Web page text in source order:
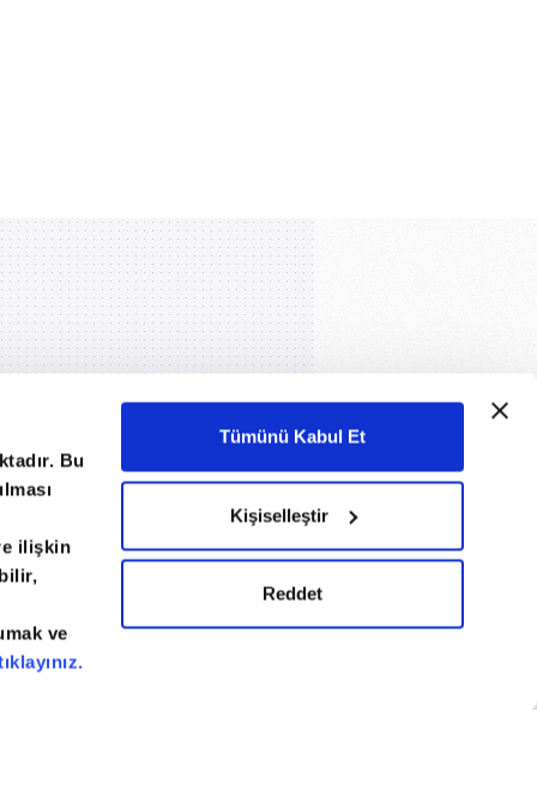
Bu
ilişkin
ve
Tümünü Kabul Et
Kişiselleştir
Reddet
Bildirimi